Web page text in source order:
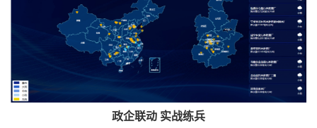
政企联动 实战练兵